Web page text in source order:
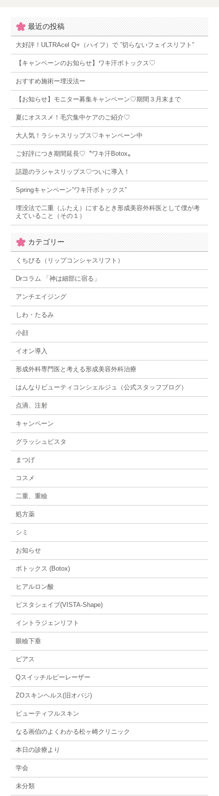
最近の投稿
大好評！ULTRAcel Q+（ハイフ）で ”切らないフェイスリフト”
【キャンペーンのお知らせ】ワキ汗ボトックス♡
おすすめ施術ー埋没法ー
【お知らせ】モニター募集キャンペーン♡期間３月末まで
夏にオススメ！毛穴集中ケアのご紹介♡
大人気！ラシャスリップス♡キャンペーン中
ご好評につき期間延長♡〝ワキ汗Botox〟
話題のラシャスリップス♡ついに導入！
Springキャンペーン”ワキ汗ボトックス”
埋没法で二重（ふたえ）にするとき形成美容外科医として僕が考
えていること（その１）
カテゴリー
くちびる（リップコンシャスリフト）
Drコラム 「神は細部に宿る」
アンチエイジング
しわ・たるみ
小顔
イオン導入
形成外科専門医と考える形成美容外科治療
はんなりビューティコンシェルジュ（公式スタッフブログ）
点滴、注射
キャンペーン
グラッシュビスタ
まつげ
コスメ
二重、重瞼
処方薬
シミ
お知らせ
ボトックス (Botox)
ヒアルロン酸
ビスタシェイプ(VISTA-Shape)
イントラジェンリフト
眼瞼下垂
ピアス
Qスイッチルビーレーザー
ZOスキンヘルス(旧オバジ)
ビューティフルスキン
なる画伯のよくわかる松ヶ崎クリニック
本日の診療より
学会
未分類